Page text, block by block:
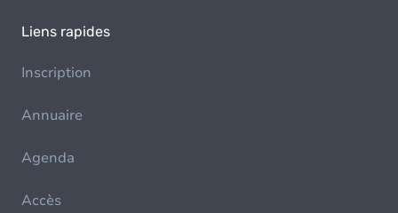
Liens rapides
Inscription
Annuaire
Agenda
Accès